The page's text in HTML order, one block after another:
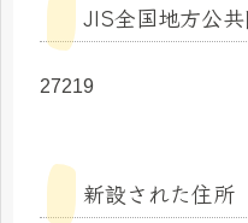
JIS全国地方公
27219
新設された住所